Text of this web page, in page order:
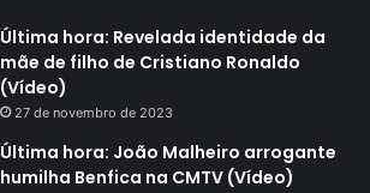
Última hora: Revelada identidade da
mãe de filho de Cristiano Ronaldo
(Vídeo)
27 de novembro de 2023
Última hora: João Malheiro arrogante
humilha Benfica na CMTV (Vídeo)